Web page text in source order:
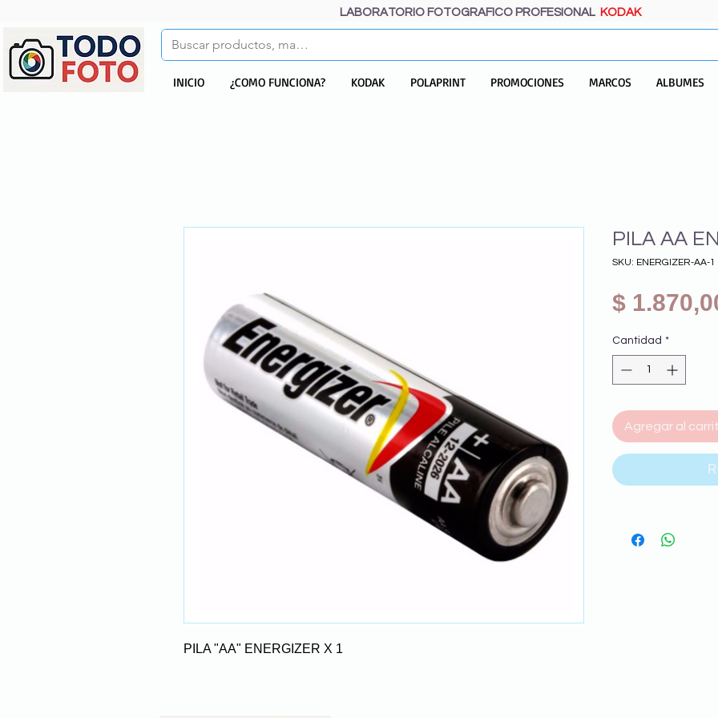
LABORATORIO FOTOGRAFICO PROFESIONAL KODAK
INICIO ¿COMO FUNCIONA? KODAK POLAPRINT PROMOCIONES MARCOS ALBUMES
PILA "AA" ENERGIZER X 1
PILA AA
SKU: ENERGIZER-AA-1
$
Cantidad *
Agregar al